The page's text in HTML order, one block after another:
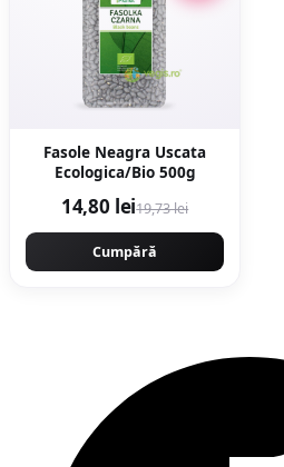
Fasole Neagra Uscata
Ecologica/Bio 500g
14,80 lei19,73 lei
Cumpără